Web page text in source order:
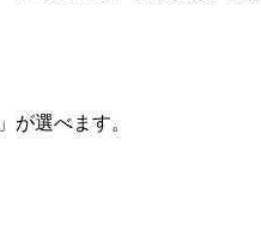
が選べます。